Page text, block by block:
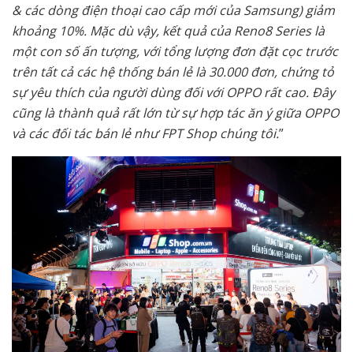
& các dòng điện thoại cao cấp mới của Samsung) giảm
khoảng 10%. Mặc dù vậy, kết quả của Reno8 Series là
một con số ấn tượng, với tổng lượng đơn đặt cọc trước
trên tất cả các hệ thống bán lẻ là 30.000 đơn, chứng tỏ
sự yêu thích của người dùng đối với OPPO rất cao. Đây
cũng là thành quả rất lớn từ sự hợp tác ăn ý giữa OPPO
và các đối tác bán lẻ như FPT Shop chúng tôi.”